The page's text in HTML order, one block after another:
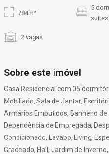
784m²
5
2 vagas
Sobre este imóvel
Casa Residencial com 05
Mobiliado, Sala de Jantar,
Armários Embutidos, Banheiro
Dependência de Empregada,
Condicionado, Lavabo, Living,
Gradeado, Hall, Jardim de